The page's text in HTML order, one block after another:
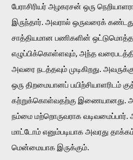
பேராசிரியர் அழகரசன் ஒரு
இருந்தார். அவரால் ஒருவரைக்
சாத்தியமான பணிகளின்
எழுப்பிக்கொள்ளவும், அந்த
அவரை நடத்தவும் முடிகிறது.
ஒரு திறமையானப் பயிற்சியாளரிடம்
கற்றுக்கொள்வதற்கு இணையானது.
நம்மை மற்றொருவராக
மாட்டோம் எனும்படியாக அவரது
மென்மையாக இருக்கும்.